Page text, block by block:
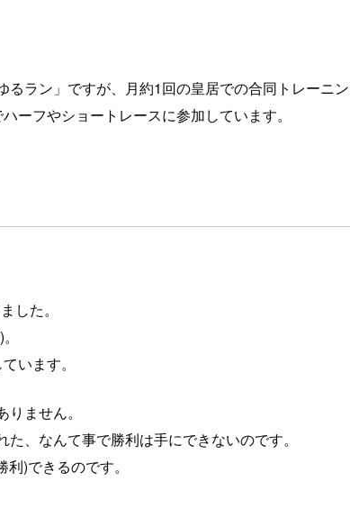
ラン」ですが、月約1回の皇居での合同トレーニ
ーフやショートレースに参加しています。
した。
います。
ません。
、なんて事で勝利は手にできないのです。
)できるのです。